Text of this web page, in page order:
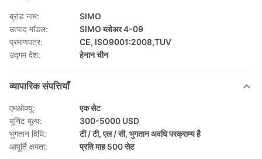
ब्रांड नाम:
SIMO
उत्पाद मॉडल:
SIMO ब्लोअर 4-09
प्रमाणपत्र:
CE, ISO9001:2008,TUV
उद्गम देश:
हेनान चीन
व्यापारिक संपत्तियाँ
एमओक्यू:
एक सेट
यूनिट मूल्य:
300-5000 USD
भुगतान विधि:
टी / टी, एल / सी, भुगतान अवधि परक्राम्य है
आपूर्ति क्षमता:
प्रति माह 500 सेट